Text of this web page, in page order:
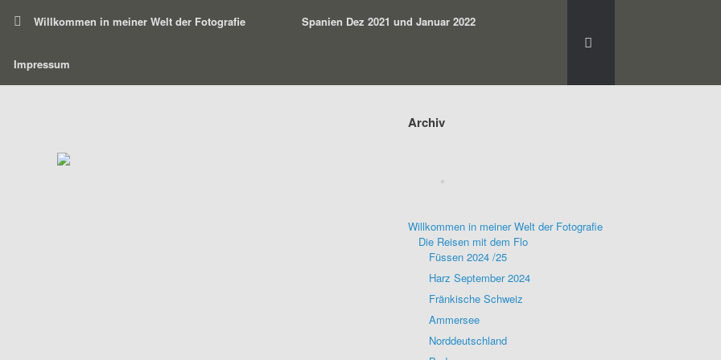
Willkommen in meiner Welt der Fotografie Spanien Dez 2021 und Januar 2022
Impressum
Archiv
Willkommen in meiner Welt der Fotografie
Die Reisen mit dem Flo
Füssen 2024 /25
Harz September 2024
Fränkische Schweiz
Ammersee
Norddeutschland